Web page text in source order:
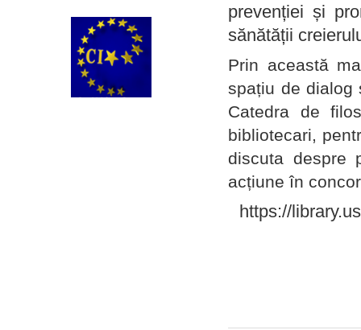
prevenției și
sănătății
Prin această
spațiu de dialog
Catedra de
bibliotecari,
discuta despre
acțiune în
https://